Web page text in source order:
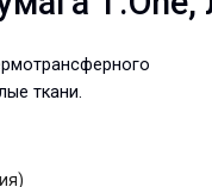
ткани.